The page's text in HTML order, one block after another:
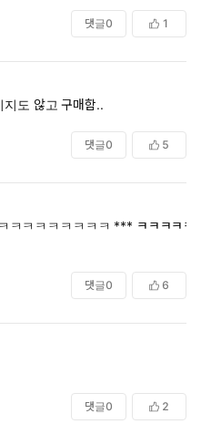
댓글0 1
지도 않고 구매함..
댓글0 5
ㅋㅋㅋㅋㅋㅋㅋㅋ *** ㅋㅋㅋㅋㅋ
댓글0 6
댓글0 2